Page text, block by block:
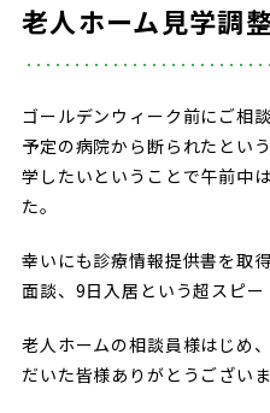
老人ホーム見学調
ゴールデンウィーク前にご相
予定の病院から断られたとい
学したいということで午前中
た。
幸いにも診療情報提供書を取
面談、9日入居という超スピー
老人ホームの相談員様はじめ
だいた皆様ありがとうございま